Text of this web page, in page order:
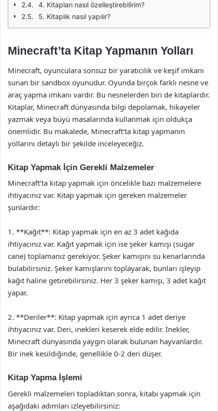
4. Kitapları nasıl özelleştirebilirim?
5. Kitaplık nasıl yapılır?
Minecraft’ta Kitap Yapmanın Yolları
Minecraft, oyunculara sonsuz bir yaratıcılık ve keşif imkanı
sunan bir sandbox oyunudur. Oyunda birçok farklı nesne ve
araç yapma imkanı vardır. Bu nesnelerden biri de kitaplardır.
Kitaplar, Minecraft dünyasında bilgi depolamak, hikayeler
yazmak veya büyü masalarında kullanmak için oldukça
önemlidir. Bu makalede, Minecraft’ta kitap yapmanın
yollarını detaylı bir şekilde inceleyeceğiz.
Kitap Yapmak İçin Gerekli Malzemeler
Minecraft’ta kitap yapmak için öncelikle bazı malzemelere
ihtiyacınız var. Kitap yapmak için gereken malzemeler
şunlardır:
1. **Kağıt**: Kitap yapmak için en az 3 adet kağıda
ihtiyacınız var. Kağıt yapmak için ise şeker kamışı (sugar
cane) toplamanız gerekiyor. Şeker kamışını su kenarlarında
bulabilirsiniz. Şeker kamışlarını toplayarak, bunları işleyip
kağıt haline getirebilirsiniz. Her 3 şeker kamışı, 3 adet kağıt
yapar.
2. **Deriler**: Kitap yapmak için ayrıca 1 adet deriye
ihtiyacınız var. Deri, inekleri keserek elde edilir. İnekler,
Minecraft dünyasında yaygın olarak bulunan hayvanlardır.
Bir inek kesildiğinde, genellikle 0-2 deri düşer.
Kitap Yapma İşlemi
Gerekli malzemeleri topladıktan sonra, kitabı yapmak için
aşağıdaki adımları izleyebilirsiniz: